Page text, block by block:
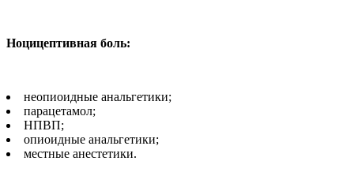
Ноцицептивная боль:
неопиоидные анальгетики;
парацетамол;
НПВП;
опиоидные анальгетики;
местные анестетики.